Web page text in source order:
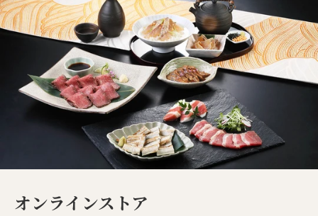
オンラインストア